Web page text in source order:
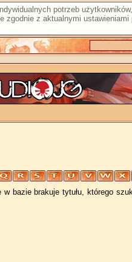
potrzeb
zgodnie z aktualnymi ustawieniami
bazie brakuje tytułu, którego